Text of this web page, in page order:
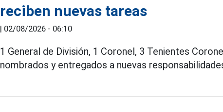
reciben nuevas tareas
| 02/08/2026 - 06:10
1 General de División, 1 Coronel, 3 Tenientes
nombrados y entregados a nuevas